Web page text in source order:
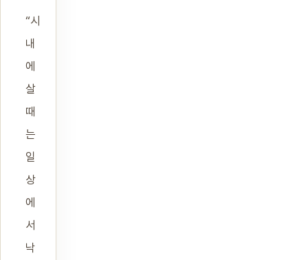
“시
내
에
살
때
는
일
상
에
서
낙